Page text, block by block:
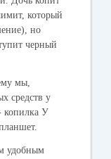
который
но
черный
мы,
средств у
копилка У
удобным